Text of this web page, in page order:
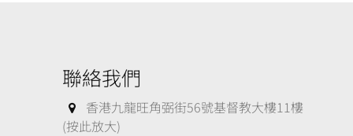
聯絡我們
香港九龍旺角弼街56號基督教大樓11樓
(按此放大)